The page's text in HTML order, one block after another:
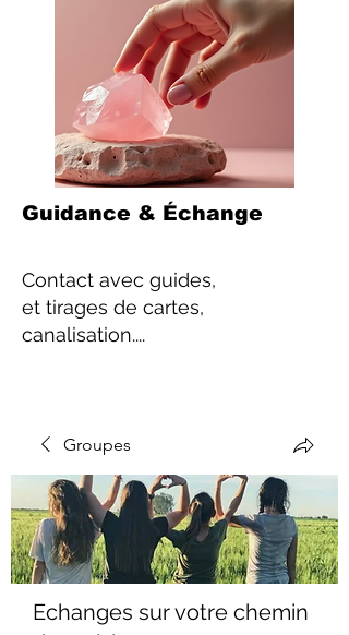
Guidance & Échange
Contact avec guides,
et tirages de cartes,
canalisation....
Groupes
Echanges sur votre chemin